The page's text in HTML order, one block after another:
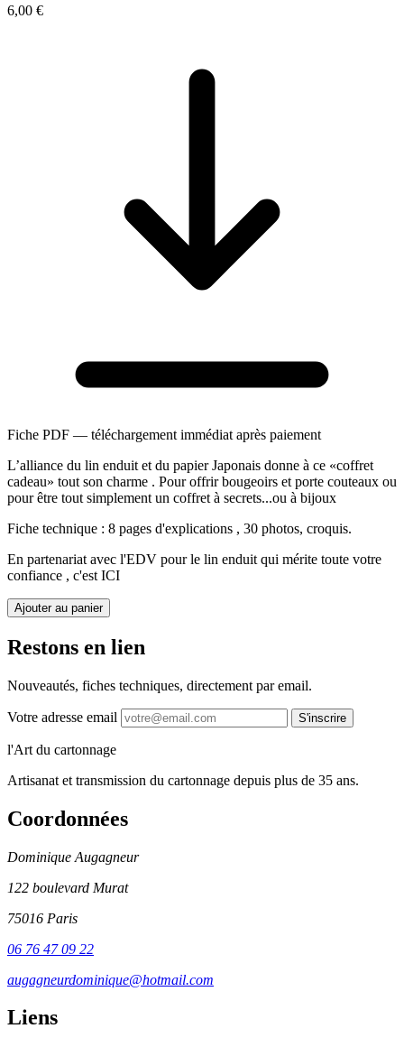
6,00 €
Fiche PDF — téléchargement immédiat après paiement
L’alliance du lin enduit et du papier Japonais donne à ce «coffret
cadeau» tout son charme . Pour offrir bougeoirs et porte couteaux ou
pour être tout simplement un coffret à secrets...ou à bijoux
Fiche technique : 8 pages d'explications , 30 photos, croquis.
En partenariat avec l'EDV pour le lin enduit qui mérite toute votre
confiance , c'est ICI
Ajouter au panier
Restons en lien
Nouveautés, fiches techniques, directement par email.
Votre adresse email S'inscrire
l'Art du cartonnage
Artisanat et transmission du cartonnage depuis plus de 35 ans.
Coordonnées
Dominique Augagneur
122 boulevard Murat
75016 Paris
06 76 47 09 22
augagneurdominique@hotmail.com
Liens